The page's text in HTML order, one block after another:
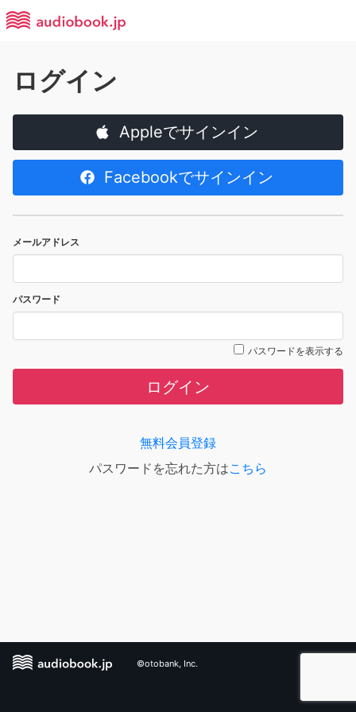
ログイン
Appleでサインイン
Facebookでサインイン
メールアドレス
パスワード
パスワードを表示する
ログイン
無料会員登録
パスワードを忘れた方はこちら
©otobank, Inc.